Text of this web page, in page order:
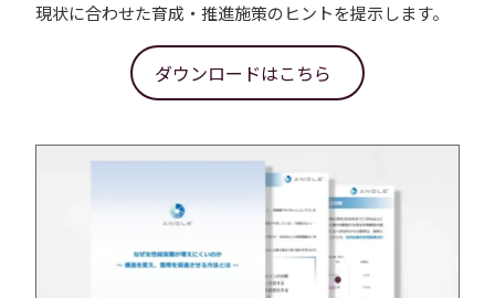
現状に合わせた育成・推進施策のヒントを提示します。
ダウンロードはこちら